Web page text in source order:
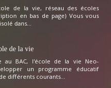
de la vie, réseau des écoles
en bas de page) Vous vous
dans...
de la vie
au BAC, l'école de la vie Neo-
un programme éducatif
différents courants...